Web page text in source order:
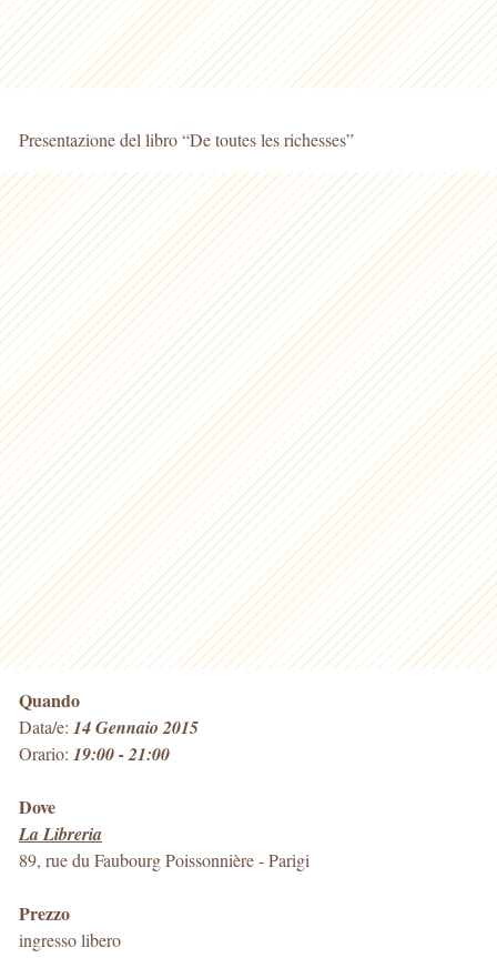
Presentazione del libro “De toutes les richesses”
Quando
Data/e: 14 Gennaio 2015
Orario: 19:00 - 21:00
Dove
La Libreria
89, rue du Faubourg Poissonnière-Parigi
Prezzo
ingresso libero